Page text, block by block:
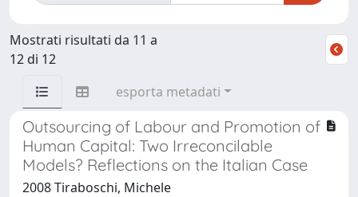
Mostrati risultati da 11 a
12 di 12
esporta metadati
Outsourcing of Labour and Promotion of
Human Capital: Two Irreconcilable
Models? Reflections on the Italian Case
2008 Tiraboschi, Michele